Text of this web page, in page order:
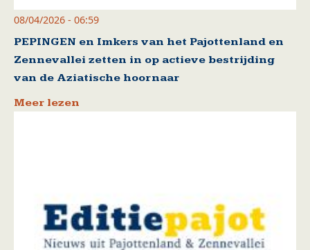
08/04/2026 - 06:59
PEPINGEN en Imkers van het Pajottenland en
Zennevallei zetten in op actieve bestrijding
van de Aziatische hoornaar
Meer lezen